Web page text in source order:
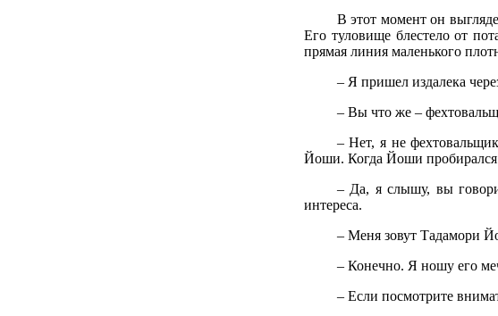
В этот момент он
Его туловище блестело от
прямая линия маленького
– Я пришел издалека
– Вы что же –
– Нет, я не
Йоши. Когда Йоши пробирался
– Да, я слышу, вы
интереса.
– Меня зовут Тадамори
– Конечно. Я ношу его
– Если посмотрите